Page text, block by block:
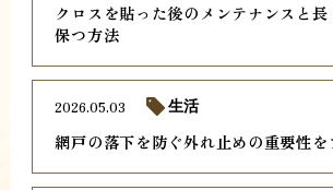
クロスを貼った後のメンテナンスと長
保つ方法
網戸の落下を防ぐ外れ止めの重要性を
2026.05.03 生活